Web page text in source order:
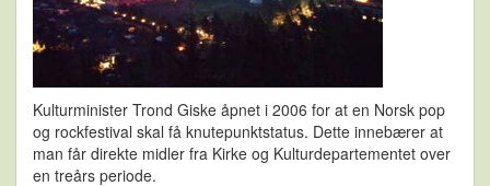
Kulturminister Trond Giske åpnet i 2006 for at en Norsk pop
og rockfestival skal få knutepunktstatus. Dette innebærer at
man får direkte midler fra Kirke og Kulturdepartementet over
en treårs periode.